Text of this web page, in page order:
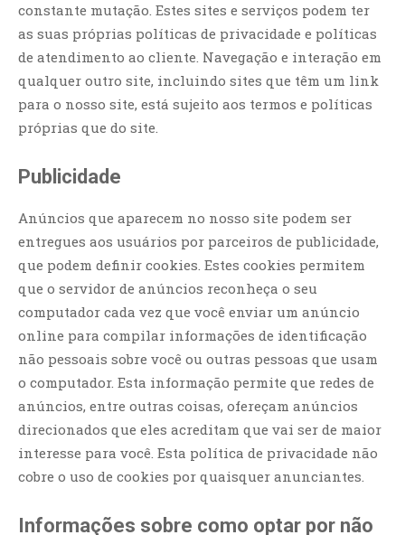
constante mutação. Estes sites e serviços podem ter
as suas próprias políticas de privacidade e políticas
de atendimento ao cliente. Navegação e interação em
qualquer outro site, incluindo sites que têm um link
para o nosso site, está sujeito aos termos e políticas
próprias que do site.
Publicidade
Anúncios que aparecem no nosso site podem ser
entregues aos usuários por parceiros de publicidade,
que podem definir cookies. Estes cookies permitem
que o servidor de anúncios reconheça o seu
computador cada vez que você enviar um anúncio
online para compilar informações de identificação
não pessoais sobre você ou outras pessoas que usam
o computador. Esta informação permite que redes de
anúncios, entre outras coisas, ofereçam anúncios
direcionados que eles acreditam que vai ser de maior
interesse para você. Esta política de privacidade não
cobre o uso de cookies por quaisquer anunciantes.
Informações sobre como optar por não